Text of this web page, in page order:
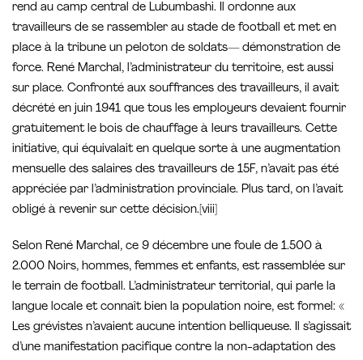
rend au camp central de Lubumbashi. Il ordonne aux
travailleurs de se rassembler au stade de football et met en
place à la tribune un peloton de soldats— démonstration de
force. René Marchal, l’administrateur du territoire, est aussi
sur place. Confronté aux souffrances des travailleurs, il avait
décrété en juin 1941 que tous les employeurs devaient fournir
gratuitement le bois de chauffage à leurs travailleurs. Cette
initiative, qui équivalait en quelque sorte à une augmentation
mensuelle des salaires des travailleurs de 15F, n’avait pas été
appréciée par l’administration provinciale. Plus tard, on l’avait
obligé à revenir sur cette décision.[viii]
Selon René Marchal, ce 9 décembre une foule de 1.500 à
2.000 Noirs, hommes, femmes et enfants, est rassemblée sur
le terrain de football. L’administrateur territorial, qui parle la
langue locale et connaît bien la population noire, est formel: «
Les grévistes n’avaient aucune intention belliqueuse. Il s’agissait
d’une manifestation pacifique contre la non-adaptation des